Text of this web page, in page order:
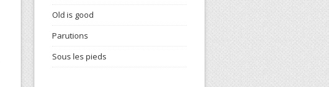
Old is good
Parutions
Sous les pieds